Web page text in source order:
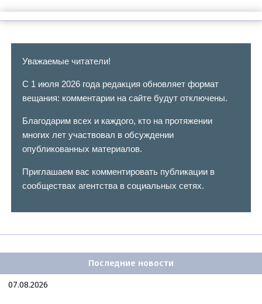
Уважаемые читатели!
С 1 июля 2026 года редакция обновляет формат
вещания: комментарии на сайте будут отключены.
Благодарим всех и каждого, кто на протяжении
многих лет участвовал в обсуждении
опубликованных материалов.
Приглашаем вас комментировать публикации в
сообществах агентства в социальных сетях.
Последние новости
07.08.2026